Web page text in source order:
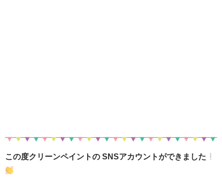
この度クリーンペイントの SNSアカウントができました